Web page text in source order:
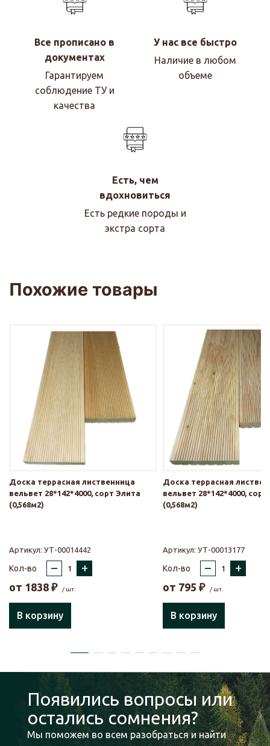
Все прописано в
документах
Гарантируем
соблюдение ТУ и
качества
У нас все быстро
Наличие в любом
объеме
Есть, чем
вдохновиться
Есть редкие породы и
экстра сорта
Похожие товары
Доска террасная лиственница
вельвет 28*142*4000, сорт Элита
(0,568м2)
Артикул: УТ-00014442
Кол-во – +
от 1838 ₽ / шт.
В корзину
Доска террасная
вельвет 28*142*4000, сорт
(0,568м2)
Артикул: УТ-00013177
Кол-во – +
от 795 ₽ / шт.
В корзину
Появились вопросы или
остались сомнения?
Мы поможем во всем разобраться и найти